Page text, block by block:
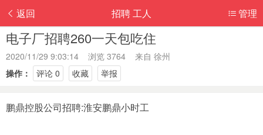
返回 管理
招聘 工人
电子厂招聘260一天包吃住
2020/11/29 9:03:14 浏览 3764 来自 徐州
操作：
评论 0 收藏 举报
鹏鼎控股公司招聘:淮安鹏鼎小时工